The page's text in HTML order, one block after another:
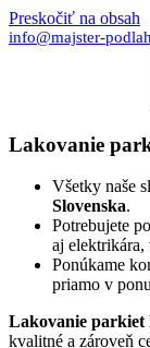
Preskočiť na obsah
info@majster-
Lakovanie
Všetky naše
Slovenska.
Potrebujete
aj elektrikára,
Ponúkame
priamo v
Lakovanie parkiet
kvalitné a zároveň